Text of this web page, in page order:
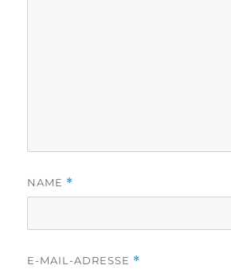
NAME *
E-MAIL-ADRESSE *